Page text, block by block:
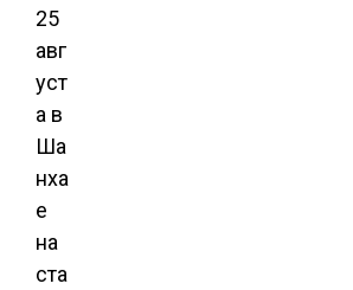
25
авг
уст
а в
Ша
нха
е
на
ста